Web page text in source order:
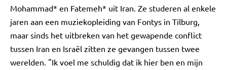
Mohammad* en Fatemeh* uit Iran. Ze studeren al enkele
jaren aan een muziekopleiding van Fontys in Tilburg,
maar sinds het uitbreken van het gewapende conflict
tussen Iran en Israël zitten ze gevangen tussen twee
werelden. "Ik voel me schuldig dat ik hier ben en mijn